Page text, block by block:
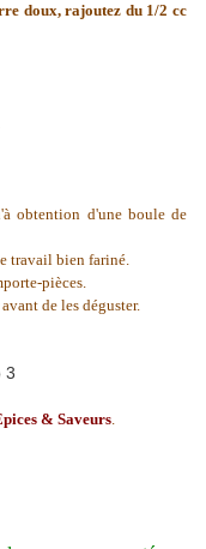
doux, rajoutez du 1/2 cc
obtention d'une boule de
travail bien fariné.
pièces.
de les déguster.
& Saveurs.